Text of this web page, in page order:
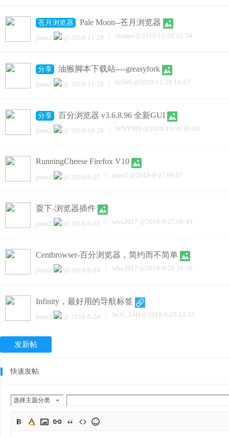
苍月浏览器 Pale Moon--苍月浏览器
jmes2 @ 2018-11-28 | compa @2018-11-28 21:54
分享 油猴脚本下载站----greasyfork
jmes2 @ 2018-11-28 | bl560 @2018-11-28 16:57
分享 百分浏览器 v3.6.8.96 全新GUI
jmes2 @ 2018-10-28 | WNY999 @2018-10-30 09:00
RunningCheese Firefox V10
jmes2 @ 2018-9-27 | jmes2 @2018-9-27 09:57
耍下-浏览器插件
jmes2 @ 2018-9-25 | whx2017 @2018-9-27 08:43
Centbrowser-百分浏览器，简约而不简单
jmes2 @ 2018-9-24 | whx2017 @2018-9-26 19:59
Infinity，最好用的导航标签
jmes2 @ 2018-9-24 | Se.G_24H @2018-9-25 13:33
发新帖
快速发帖
选择主题分类